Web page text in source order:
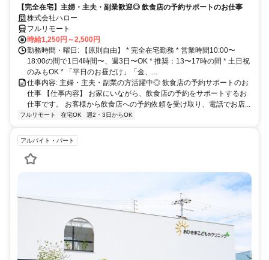
【完全在宅】主婦・主夫・副業歓迎◎ 飲食店の予約サポートのお仕事
株式会社ハロー
フルリモート
時給1,250円～2,500円
勤務時間・曜日: 【原則自由】 * 完全在宅勤務 * 営業時間10:00〜
18:00の間で1日4時間〜、週3日〜OK * 推奨：13〜17時の間 * 土日祝
のみもOK * 「平日のお昼だけ」「金、...
仕事内容: 主婦・主夫・副業の方活躍中◎ 飲食店の予約サポートのお
仕事 【仕事内容】 お家にいながら、飲食店の予約をサポートするお
仕事です。 お客様から飲食店への予約依頼を受け取り、電話でお店...
フルリモート 在宅OK 週2・3日からOK
アルバイト・パート